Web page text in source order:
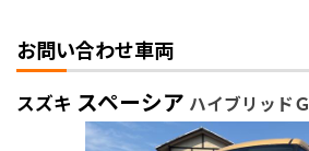
お問い合わせ車両
スズキ スペーシア ハイブリッドＧ